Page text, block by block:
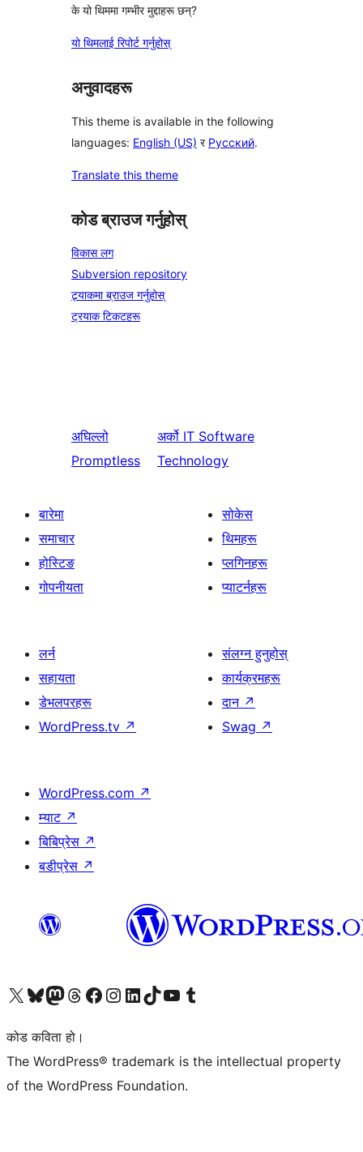
के यो थिममा गम्भीर मुद्दाहरू छन्?
यो थिमलाई रिपोर्ट गर्नुहोस्
अनुवादहरू
This theme is available in the following
languages: English (US) र Русский.
Translate this theme
कोड ब्राउज गर्नुहोस्
विकास लग
Subversion repository
ट्र्याकमा ब्राउज गर्नुहोस्
ट्रयाक टिकटहरू
अघिल्लो
Promptless
अर्को IT Software
Technology
बारेमा
समाचार
होस्टिङ
गोपनीयता
सोकेस
थिमहरू
प्लगिनहरू
प्याटर्नहरू
लर्न
सहायता
डेभलपरहरू
WordPress.tv ↗
संलग्न हुनुहोस्
कार्यक्रमहरू
दान ↗
Swag ↗
WordPress.com ↗
म्याट ↗
बिबिप्रेस ↗
बडीप्रेस ↗
हाम्रो X (पहिले ट्विटर) खातामा जानुहोस्
हाम्रो Bluesky खाता भ्रमण गर्नुहोस्
हाम्रो म्यास्टोडन खाता भ्रमण गर्नुहोस्
हाम्रो थ्रेड्स खातामा जानुहोस्
हाम्रो फेसबुक पेजमा जानुहोस्
हाम्रो इन्स्टाग्राम खातामा जानुहोस्
हाम्रो लिङ्क्डइन खातामा जानुहोस्
हाम्रो TikTok खाता भ्रमण गर्नुहोस्
हाम्रो युट्युब च्यानलमा जानुहोस्
हाम्रो टम्बलर खाता भ्रमण गर्नुहोस्
कोड कविता हो।
The WordPress® trademark is the intellectual property
of the WordPress Foundation.